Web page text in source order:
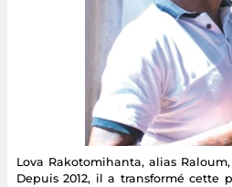
Lova Rakotomihanta, alias
Depuis 2012, il a transformé